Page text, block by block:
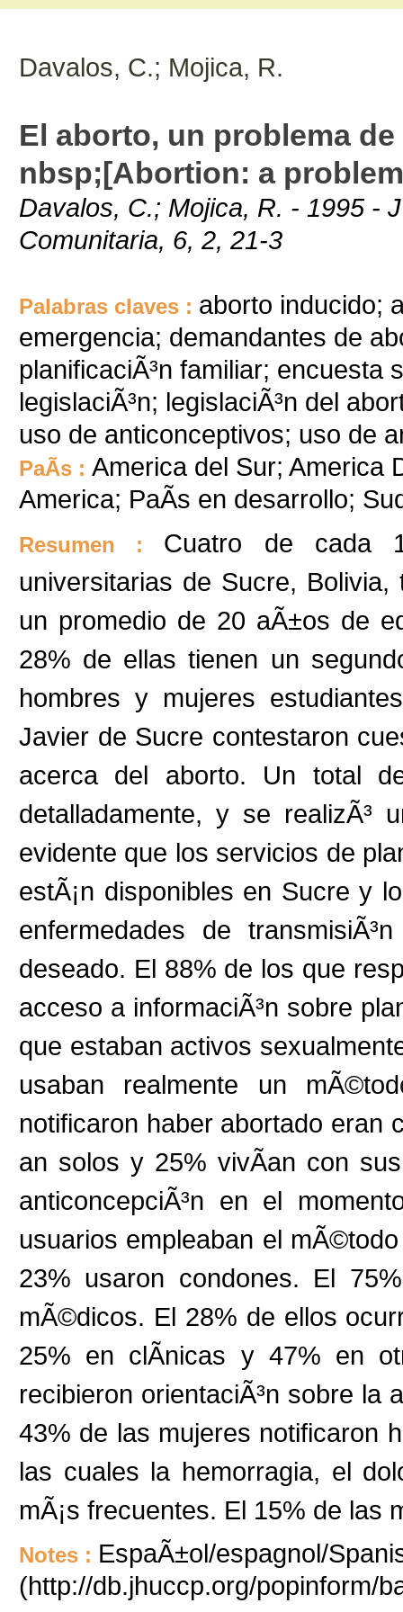
Davalos, C.; Mojica, R.
El aborto, un problema
nbsp;[Abortion: a
Davalos, C.; Mojica, R. - 1995 -
Comunitaria, 6, 2, 21-3
Palabras claves : aborto inducido;
emergencia; demandantes de
planificaciÃ³n familiar; encuesta
legislaciÃ³n; legislaciÃ³n del
uso de anticonceptivos; uso de
PaÃ­s : America del Sur; America
America; PaÃ­s en desarrollo;
Resumen : Cuatro de cada
universitarias de Sucre,
un promedio de 20 aÃ±os de
28% de ellas tienen un
hombres y mujeres
Javier de Sucre contestaron
acerca del aborto. Un total
detalladamente, y se realizÃ³
evidente que los servicios de
estÃ¡n disponibles en Sucre y
enfermedades de
deseado. El 88% de los que
acceso a informaciÃ³n sobre
que estaban activos
usaban realmente un
notificaron haber abortado eran
an solos y 25% vivÃ­an con
anticoncepciÃ³n en el
usuarios empleaban el
23% usaron condones. El
mÃ©dicos. El 28% de ellos
25% en clÃ­nicas y 47% en
recibieron orientaciÃ³n sobre la
43% de las mujeres notificaron
las cuales la hemorragia, el
mÃ¡s frecuentes. El 15% de las
Notes : EspaÃ±ol/espagnol/
(http://db.jhuccp.org/popinform/